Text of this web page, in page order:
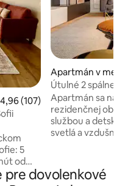
ohodnotenie 4,96 z
4,96 (107)
od
Apartmán v
Útulné 2 spálne,
bezplatné
Apartmán sa
rezidenčnej
službou a
svetlá a vzdušná,
obývacia izba.
pohodlnou
pre dovolenkové